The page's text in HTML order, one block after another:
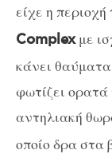
είχε η
Complexμε
κάνει
φωτίζει ορατά
αντηλιακή
οποίο δρα στα